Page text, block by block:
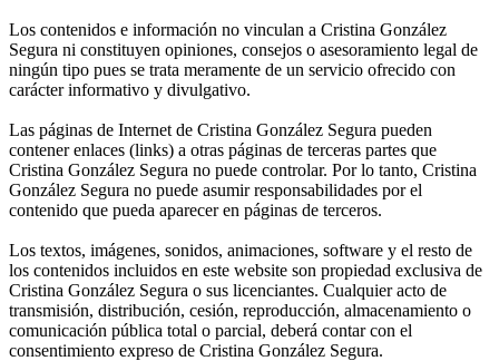
Los contenidos e información no vinculan a Cristina González
Segura ni constituyen opiniones, consejos o asesoramiento legal de
ningún tipo pues se trata meramente de un servicio ofrecido con
carácter informativo y divulgativo.
Las páginas de Internet de Cristina González Segura pueden
contener enlaces (links) a otras páginas de terceras partes que
Cristina González Segura no puede controlar. Por lo tanto, Cristina
González Segura no puede asumir responsabilidades por el
contenido que pueda aparecer en páginas de terceros.
Los textos, imágenes, sonidos, animaciones, software y el resto de
los contenidos incluidos en este website son propiedad exclusiva de
Cristina González Segura o sus licenciantes. Cualquier acto de
transmisión, distribución, cesión, reproducción, almacenamiento o
comunicación pública total o parcial, deberá contar con el
consentimiento expreso de Cristina González Segura.